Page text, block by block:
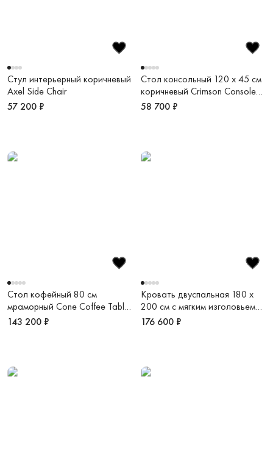
Стул интерьерный коричневый
Axel Side Chair
57 200 ₽
Стол консольный 120 х 45 см
коричневый Crimson Console
Table
58 700 ₽
Стол кофейный 80 см
мраморный Cone Coffee Table
Gy
143 200 ₽
Кровать двуспальная 180 х
200 см с мягким изголовьем
Bowie King Bed
176 600 ₽